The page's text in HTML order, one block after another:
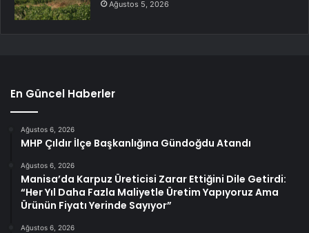
Ağustos 5, 2026
En Güncel Haberler
Ağustos 6, 2026
MHP Çıldır İlçe Başkanlığına Gündoğdu Atandı
Ağustos 6, 2026
Manisa’da Karpuz Üreticisi Zarar Ettiğini Dile Getirdi:
“Her Yıl Daha Fazla Maliyetle Üretim Yapıyoruz Ama
Ürünün Fiyatı Yerinde Sayıyor”
Ağustos 6, 2026